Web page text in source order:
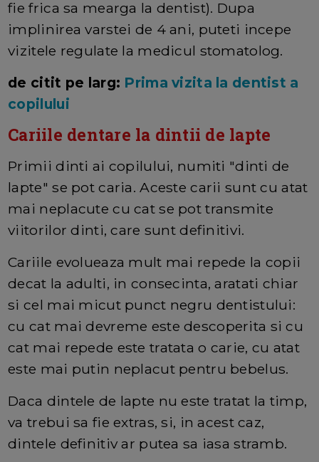
fie frica sa mearga la dentist). Dupa
implinirea varstei de 4 ani, puteti incepe
vizitele regulate la medicul stomatolog.
de citit pe larg: Prima vizita la dentist a
copilului
Cariile dentare la dintii de lapte
Primii dinti ai copilului, numiti "dinti de
lapte" se pot caria. Aceste carii sunt cu atat
mai neplacute cu cat se pot transmite
viitorilor dinti, care sunt definitivi.
Cariile evolueaza mult mai repede la copii
decat la adulti, in consecinta, aratati chiar
si cel mai micut punct negru dentistului:
cu cat mai devreme este descoperita si cu
cat mai repede este tratata o carie, cu atat
este mai putin neplacut pentru bebelus.
Daca dintele de lapte nu este tratat la timp,
va trebui sa fie extras, si, in acest caz,
dintele definitiv ar putea sa iasa stramb.